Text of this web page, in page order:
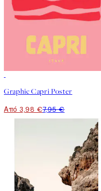
Graphic Capri Poster
Από 3,98 €7,95 €